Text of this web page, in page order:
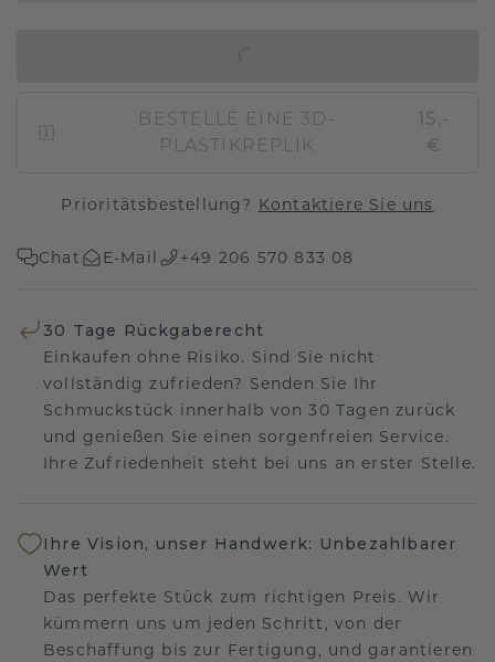
BESTELLE EINE 3D-
PLASTIKREPLIK
15,-
€
Prioritätsbestellung? Kontaktiere Sie uns
Chat E-Mail +49 206 570 833 08
30 Tage Rückgaberecht
Einkaufen ohne Risiko. Sind Sie nicht
vollständig zufrieden? Senden Sie Ihr
Schmuckstück innerhalb von 30 Tagen zurück
und genießen Sie einen sorgenfreien Service.
Ihre Zufriedenheit steht bei uns an erster Stelle.
Ihre Vision, unser Handwerk: Unbezahlbarer
Wert
Das perfekte Stück zum richtigen Preis. Wir
kümmern uns um jeden Schritt, von der
Beschaffung bis zur Fertigung, und garantieren